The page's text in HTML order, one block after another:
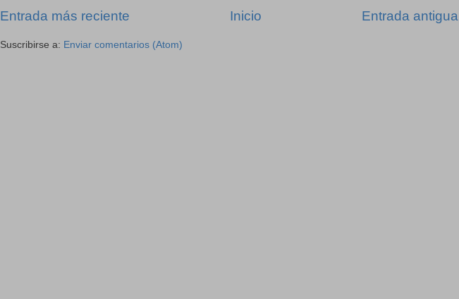
Entrada más reciente Entrada antigua
Inicio
Suscribirse a: Enviar comentarios (Atom)